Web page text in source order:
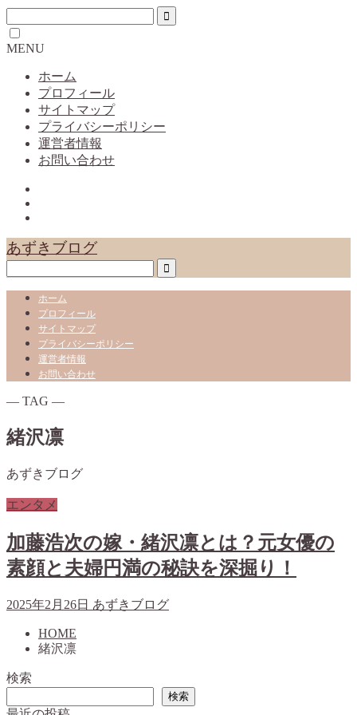
MENU
ホーム
プロフィール
サイトマップ
プライバシーポリシー
運営者情報
お問い合わせ
あずきブログ
ホーム
プロフィール
サイトマップ
プライバシーポリシー
運営者情報
お問い合わせ
― TAG ―
緒沢凛
あずきブログ
エンタメ
加藤浩次の嫁・緒沢凛とは？元女優の
素顔と夫婦円満の秘訣を深掘り！
2025年2月26日 あずきブログ
HOME
緒沢凛
検索
検索